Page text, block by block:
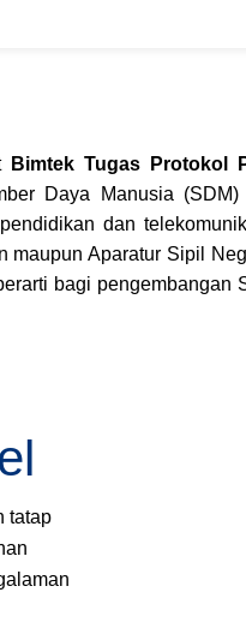
Bimtek Tugas Protokol
Daya Manusia
dan
Aparatur Sipil
bagi
tatap